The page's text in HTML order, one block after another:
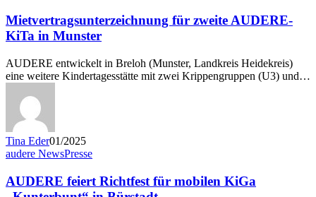
Mietvertragsunterzeichnung für zweite AUDERE-
KiTa in Munster
AUDERE entwickelt in Breloh (Munster, Landkreis Heidekreis)
eine weitere Kindertagesstätte mit zwei Krippengruppen (U3) und…
Tina Eder01/2025
audere NewsPresse
AUDERE feiert Richtfest für mobilen KiGa